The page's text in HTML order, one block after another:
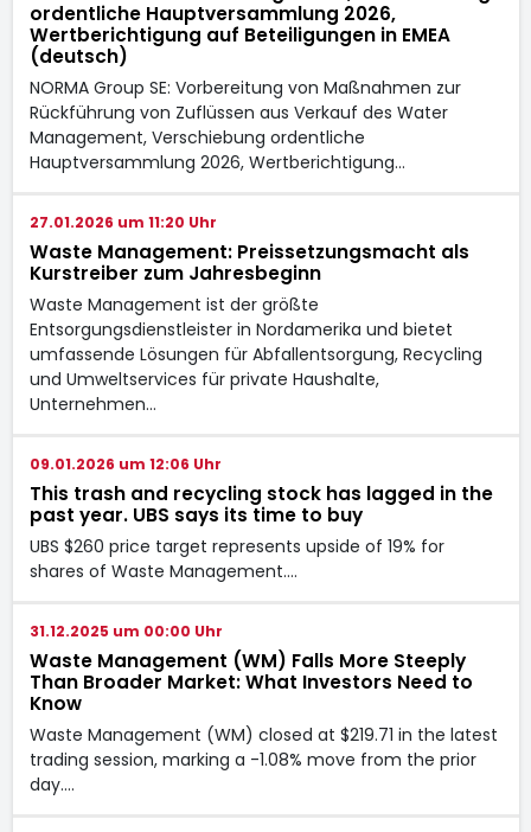
ordentliche Hauptversammlung 2026,
Wertberichtigung auf Beteiligungen in EMEA
(deutsch)
NORMA Group SE: Vorbereitung von Maßnahmen zur
Rückführung von Zuflüssen aus Verkauf des Water
Management, Verschiebung ordentliche
Hauptversammlung 2026, Wertberichtigung…
27.01.2026 um 11:20 Uhr
Waste Management: Preissetzungsmacht als
Kurstreiber zum Jahresbeginn
Waste Management ist der größte
Entsorgungsdienstleister in Nordamerika und bietet
umfassende Lösungen für Abfallentsorgung, Recycling
und Umweltservices für private Haushalte,
Unternehmen…
09.01.2026 um 12:06 Uhr
This trash and recycling stock has lagged in the
past year. UBS says its time to buy
UBS $260 price target represents upside of 19% for
shares of Waste Management.…
31.12.2025 um 00:00 Uhr
Waste Management (WM) Falls More Steeply
Than Broader Market: What Investors Need to
Know
Waste Management (WM) closed at $219.71 in the latest
trading session, marking a -1.08% move from the prior
day.…